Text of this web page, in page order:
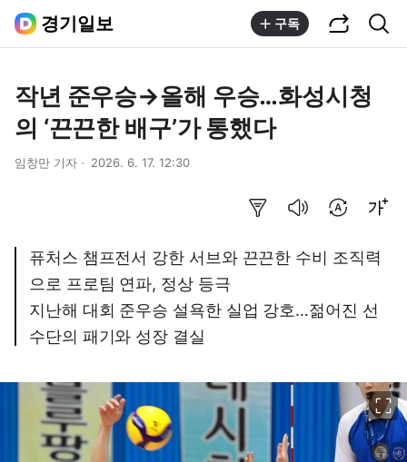
경기일보 구독
작년 준우승→올해 우승…화성시청
의 ‘끈끈한 배구’가 통했다
임창만 기자 2026. 6. 17. 12:30
퓨처스 챔프전서 강한 서브와 끈끈한 수비 조직력
으로 프로팀 연파, 정상 등극
지난해 대회 준우승 설욕한 실업 강호…젊어진 선
수단의 패기와 성장 결실